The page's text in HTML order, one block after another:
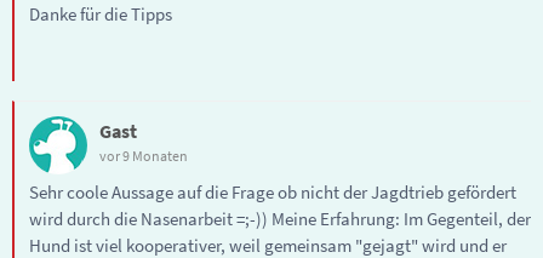
Danke für die Tipps
Gast
vor 9 Monaten
Sehr coole Aussage auf die Frage ob nicht der Jagdtrieb gefördert
wird durch die Nasenarbeit =;-)) Meine Erfahrung: Im Gegenteil, der
Hund ist viel kooperativer, weil gemeinsam "gejagt" wird und er